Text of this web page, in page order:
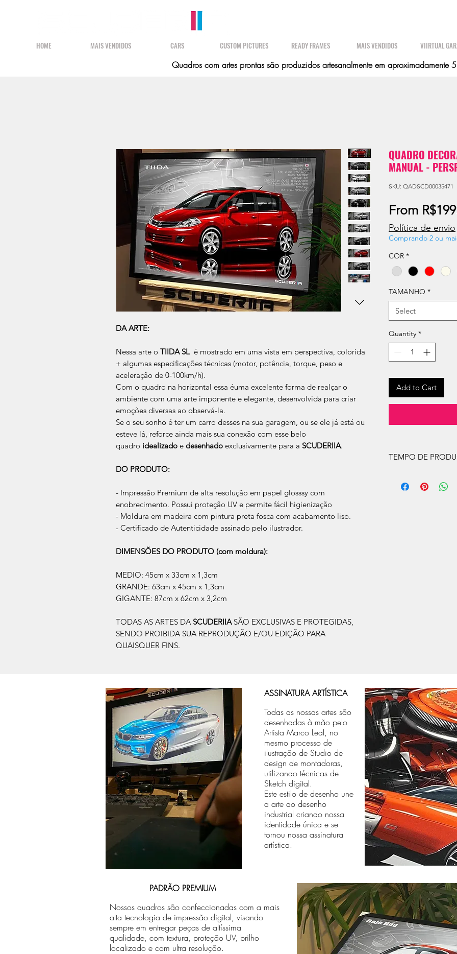
HOME MAIS VENDIDOS CARS CUSTOM PICTURES READY FRAMES MAIS VENDIDOS VIIRTUAL
Quadros com artes prontas são produzidos artesanalmente em aproximadamente
DA ARTE:
Nessa arte o TIIDA SL é mostrado em uma vista em perspectiva, colorida
+ algumas especificações técnicas (motor, potência, torque, peso e
aceleração de 0-100km/h).
Com o quadro na horizontal essa éuma excelente forma de realçar o
ambiente com uma arte imponente e elegante, desenvolvida para criar
emoções diversas ao observá-la.
Se o seu sonho é ter um carro desses na sua garagem, ou se ele já está ou
esteve lá, reforce ainda mais sua conexão com esse belo
quadro idealizado e desenhado exclusivamente para a SCUDERIIA.
DO PRODUTO:
- Impressão Premium de alta resolução em papel glosssy com
enobrecimento. Possui proteção UV e permite fácil higienização
- Moldura em madeira com pintura preta fosca com acabamento liso.
- Certificado de Autenticidade assinado pelo ilustrador.
DIMENSÕES DO PRODUTO (com moldura):
MEDIO: 45cm x 33cm x 1,3cm
GRANDE: 63cm x 45cm x 1,3cm
GIGANTE: 87cm x 62cm x 3,2cm
TODAS AS ARTES DA SCUDERIIA SÃO EXCLUSIVAS E PROTEGIDAS,
SENDO PROIBIDA SUA REPRODUÇÃO E/OU EDIÇÃO PARA
QUAISQUER FINS.
QUADRO
MANUAL -
SKU: QADSCD00035471
From
Política de envio
Comprando 2 ou
COR *
TAMANHO *
Select
Quantity *
Add to Cart
TEMPO DE
úteis, após a
ASSINATURA ARTÍSTICA
Todas as nossas artes são
desenhadas à mão pelo
Artista Marco Leal, no
mesmo processo de
ilustração de Studio de
design de montadoras,
utilizando técnicas de
Sketch digital.
Este estilo de desenho une
a arte ao desenho
industrial criando nossa
identidade única e se
tornou nossa assinatura
artística.
PADRÃO PREMIUM
Nossos quadros são confeccionadas com a mais
alta tecnologia de impressão digital, visando
sempre em entregar peças de altíssima
qualidade, com textura, proteção UV, brilho
localizado e com ultra resolução.